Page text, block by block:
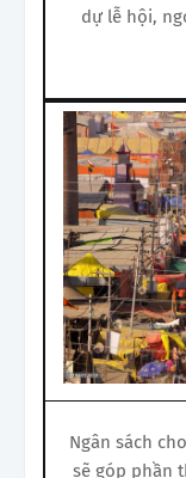
dự lễ hội,
Ngân sách
sẽ góp phần